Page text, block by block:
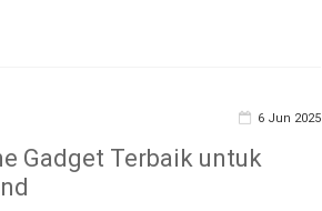
6 Jun 2025
Gadget Terbaik untuk